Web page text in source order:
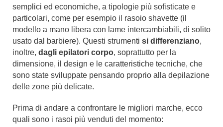
semplici ed economiche, a tipologie più sofisticate e
particolari, come per esempio il rasoio shavette (il
modello a mano libera con lame intercambiabili, di solito
usato dal barbiere). Questi strumenti si differenziano,
inoltre, dagli epilatori corpo, soprattutto per la
dimensione, il design e le caratteristiche tecniche, che
sono state sviluppate pensando proprio alla depilazione
delle zone più delicate.
Prima di andare a confrontare le migliori marche, ecco
quali sono i rasoi più venduti del momento: